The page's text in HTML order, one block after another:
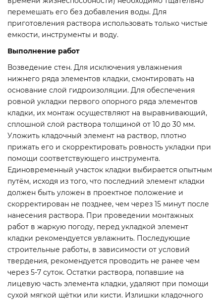
перемешать его без добавления воды. Для
приготовления раствора использовать только чистые
емкости, инструменты и воду.
Выполнение работ
Возведение стен. Для исключения увлажнения
нижнего ряда элементов кладки, смонтировать на
основание слой гидроизоляции. Для обеспечения
ровной укладки первого опорного ряда элементов
кладки, их монтаж осуществляют на выравнивающий,
сплошной слой раствора толщиной от 10 до 30 мм.
Уложить кладочный элемент на раствор, плотно
прижать его и скорректировать ровность укладки при
помощи соответствующего инструмента.
Единовременный участок кладки выбирается опытным
путём, исходя из того, что последний элемент кладки
должен быть уложен в проектное положение и
скорректирован не позднее, чем через 15 минут после
нанесения раствора. При проведении монтажных
работ в жаркую погоду, перед укладкой элемент
кладки рекомендуется увлажнить. Последующие
строительные работы, в зависимости от условий
твердения, рекомендуется проводить не ранее чем
через 5-7 суток. Остатки раствора, попавшие на
лицевую часть элемента кладки, удаляют при помощи
сухой мягкой щётки или кисти. Излишки кладочного